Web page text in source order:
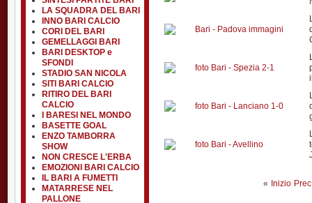
LA SQUADRA DEL BARI
INNO BARI CALCIO
CORI DEL BARI
GEMELLAGGI BARI
BARI DESKTOP e
SFONDI
STADIO SAN NICOLA
SITI BARI CALCIO
RITIRO DEL BARI
CALCIO
I BARESI NEL MONDO
BASETTE GOAL
ENZO TAMBORRA
SHOW
NON CRESCE L'ERBA
EMOZIONI BARI CALCIO
IL BARI A FUMETTI
MATARRESE NEL
PALLONE
Bari - Padova immagini
foto Bari - Spezia 2-1
foto Bari - Lanciano 1-0
foto Bari - Avellino
« Inizio